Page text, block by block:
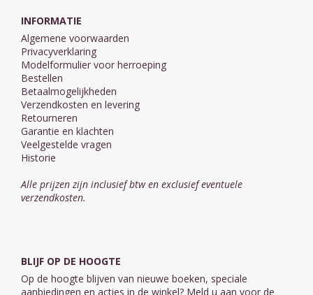
INFORMATIE
Algemene voorwaarden
Privacyverklaring
Modelformulier voor herroeping
Bestellen
Betaalmogelijkheden
Verzendkosten en levering
Retourneren
Garantie en klachten
Veelgestelde vragen
Historie
Alle prijzen zijn inclusief btw en exclusief eventuele
verzendkosten.
BLIJF OP DE HOOGTE
Op de hoogte blijven van nieuwe boeken, speciale
aanbiedingen en acties in de winkel? Meld u aan voor de